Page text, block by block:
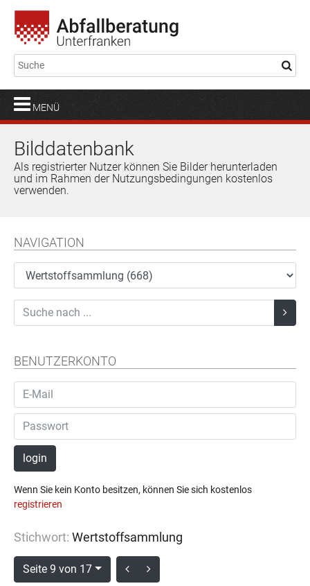
MENÜ
Bilddatenbank
Als registrierter Nutzer können Sie Bilder herunterladen
und im Rahmen der Nutzungsbedingungen kostenlos
verwenden.
NAVIGATION
BENUTZERKONTO
login
Wenn Sie kein Konto besitzen, können Sie sich kostenlos
registrieren
Stichwort: Wertstoffsammlung
Seite 9 von 17